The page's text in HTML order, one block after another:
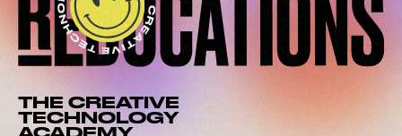
THE CREATIVE
TECHNOLOGY